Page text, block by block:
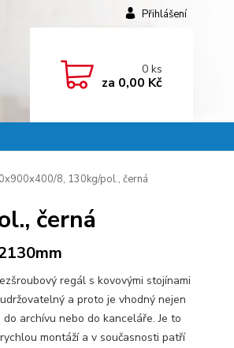
Přihlášení
0ks
za 0,00 Kč
8, 130kg/pol., černá
černá
regál s kovovými stojínami
a proto je vhodný nejen
archívu nebo do kanceláře. Je to
montáží a v současnosti patří